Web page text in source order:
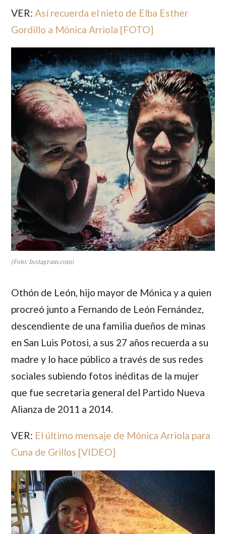
VER:Así recuerda el nieto de Elba Esther
Gordillo a Mónica Arriola [FOTO]
(Foto: Instagram.com)
Othón de León, hijo mayor de Mónica y a quien
procreó junto a Fernando de León Fernández,
descendiente de una familia dueños de minas
en San Luis Potosi, a sus 27 años recuerda a su
madre y lo hace público a través de sus redes
sociales subiendo fotos inéditas de la mujer
que fue secretaria general del Partido Nueva
Alianza de 2011 a 2014.
VER: El último mensaje de Mónica Arriola para
Cuna de Grillos [VIDEO]